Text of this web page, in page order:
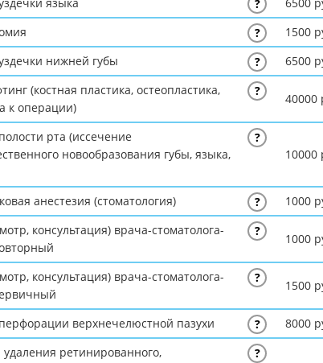
?
?
1500
нижней губы ? 6500
(костная пластика, остеопластика,
к операции)
?
40000
рта (иссечение
новообразования губы, языка,
?
10000
анестезия (стоматология) ? 1000
консультация) врача-стоматолога-
?
1000
консультация) врача-стоматолога-
?
1500
верхнечелюстной пазухи ? 8000
ретинированного,
?